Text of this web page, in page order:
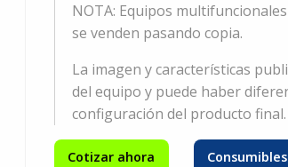
NOTA: Equipos
se venden pasando copia.
La imagen y características
del equipo y puede haber
configuración del producto final.
Cotizar ahora